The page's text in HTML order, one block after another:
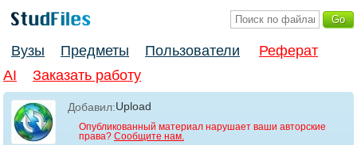
Вузы Предметы Пользователи
Реферат
AI
Заказать работу
Добавил:Upload
Опубликованный материал нарушает ваши авторские
права? Сообщите нам.